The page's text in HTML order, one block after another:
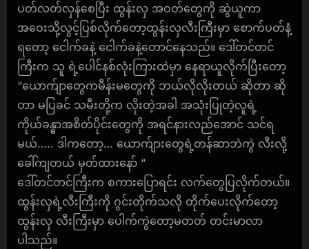
ပတ်လတ်လှန်စေပြီး ထွန်းလှ အဝတ်တွေကို ဆွဲယူကာ
အဝေးသို့လွင့်ပြစ်လိုက်တော့ထွန်းလှလီးကြီးမှာ စောက်ပတ်နံ့
ရတော့ ငေါက်ခနဲ့ ငေါက်ခနဲ့တောင်နေသည်။ ဒေါ်တင်တင်
ကြီးက သူ ရဲ့ပေါင်နစ်လုံးကြားထဲမှာ နေရာယူလိုက်ပြီးတော့
“ယောက်ျာတွေကမီန်းမတွေကို ဘယ်လိုလိုးတယ် ဆိုတာ ဆို
တာ မပြခင် သမီးတို့က လိုးတဲ့အခါ အသုံးပြုတဲ့လူရဲ့
ကိုယ်ခန္ဓာအစိတ်ပိုင်းတွေကို အရင်နားလည်အောင် သင်ရ
မယ်….. ဒါကတော့… ယောက်ျားတွေရဲ့တန်ဆာဘဲကွဲ လီးလို့
ခေါ်ကျတယ် မှတ်ထားနော် “
ဒေါ်တင်တင်ကြီးက စကားပြောရင်း လက်တွေပြလိုက်တယ်။
ထွန်းလှရဲ့လီးကြီးကို ဂွင်းတိုက်သလို တိုက်ပေးလိုက်တော့
ထွန်းလှ လီးကြီးမှာ ပေါက်ကွဲတော့မတတ် တင်းမာလာ
ပါသည်။